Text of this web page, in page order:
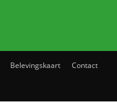
Belevingskaart Contact